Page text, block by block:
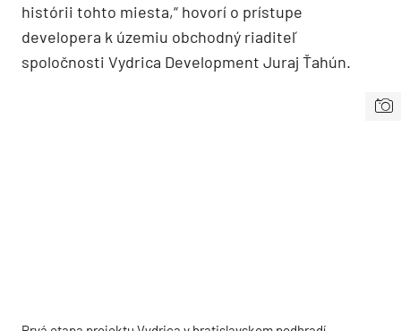
histórii tohto miesta,“ hovorí o prístupe
developera k územiu obchodný riaditeľ
spoločnosti Vydrica Development Juraj Ťahún.